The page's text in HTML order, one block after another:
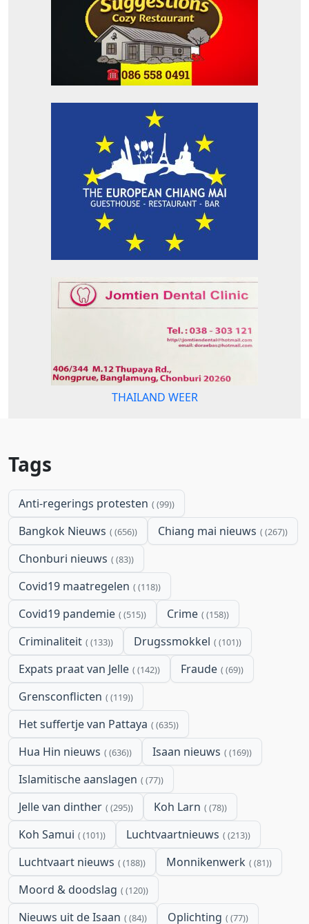
THAILAND WEER
Tags
Anti-regerings protesten (99)
Bangkok Nieuws (656) Chiang mai nieuws (267)
Chonburi nieuws (83)
Covid19 maatregelen (118)
Covid19 pandemie (515) Crime (158)
Criminaliteit (133) Drugssmokkel (101)
Expats praat van Jelle (142) Fraude (69)
Grensconflicten (119)
Het suffertje van Pattaya (635)
Hua Hin nieuws (636) Isaan nieuws (169)
Islamitische aanslagen (77)
Jelle van dinther (295) Koh Larn (78)
Koh Samui (101) Luchtvaartnieuws (213)
Luchtvaart nieuws (188) Monnikenwerk (81)
Moord & doodslag (120)
Nieuws uit de Isaan (84) Oplichting (77)